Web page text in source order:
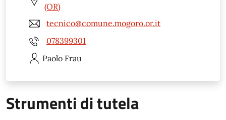
(OR)
tecnico@comune.mogoro.or.it
078399301
Paolo Frau
Strumenti di tutela